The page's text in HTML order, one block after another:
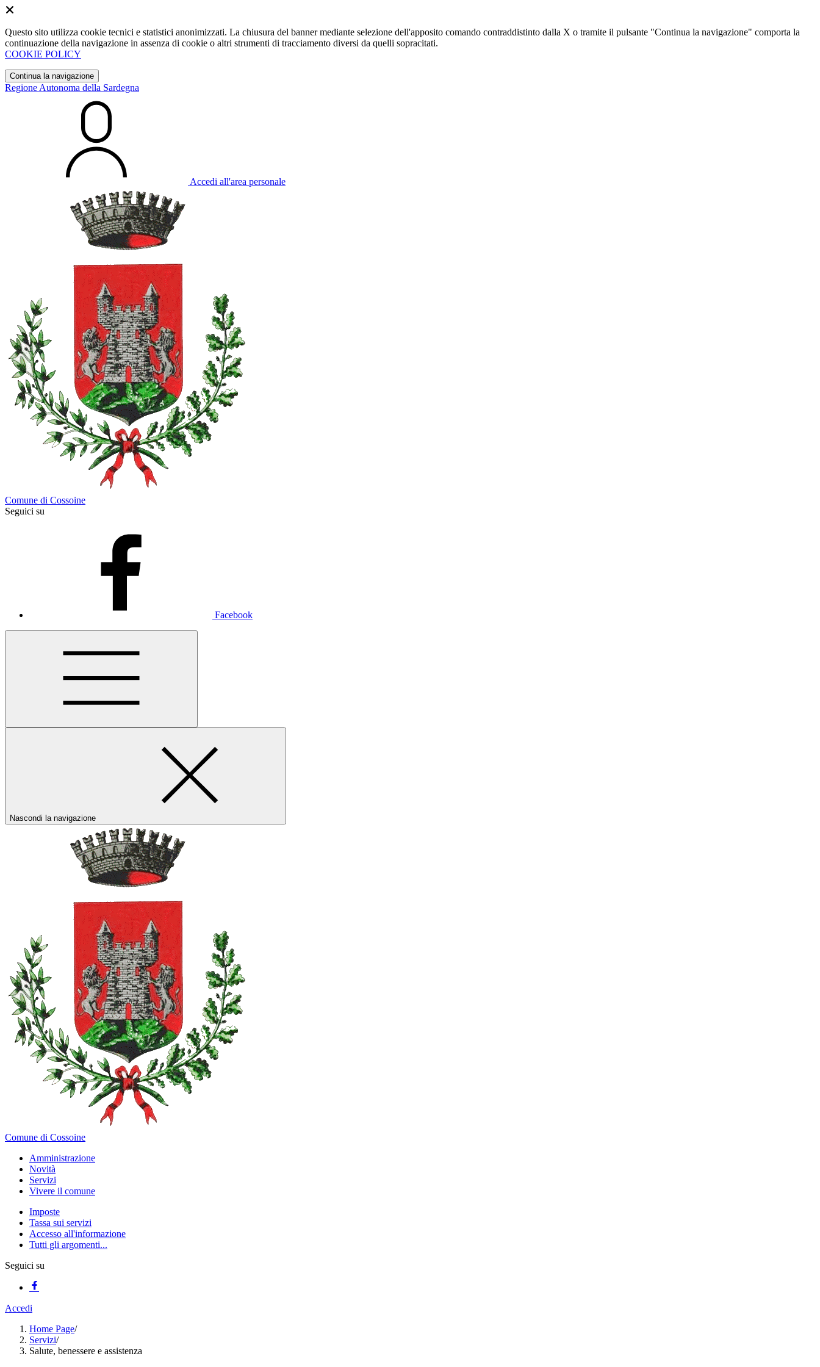
Questo sito utilizza cookie tecnici e statistici anonimizzati. La chiusura del banner mediante selezione dell'apposito comando contraddistinto dalla X o tramite il pulsante "Continua la navigazione" comporta la
continuazione della navigazione in assenza di cookie o altri strumenti di tracciamento diversi da quelli sopracitati.
COOKIE POLICY
Continua la navigazione
Regione Autonoma della Sardegna
Accedi all'area personale
Comune di Cossoine
Seguici su
Facebook
Nascondi la navigazione
Comune di Cossoine
Amministrazione
Novità
Servizi
Vivere il comune
Imposte
Tassa sui servizi
Accesso all'informazione
Tutti gli argomenti...
Seguici su
Accedi
Home Page/
Servizi/
Salute, benessere e assistenza